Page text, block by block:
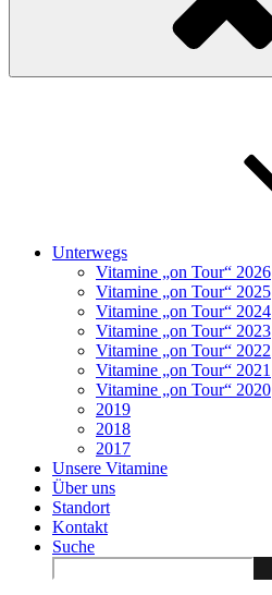
Unterwegs
Vitamine „on Tour“ 2026
Vitamine „on Tour“ 2025
Vitamine „on Tour“ 2024
Vitamine „on Tour“ 2023
Vitamine „on Tour“ 2022
Vitamine „on Tour“ 2021
Vitamine „on Tour“ 2020
2019
2018
2017
Unsere Vitamine
Über uns
Standort
Kontakt
Suche
Search
for: